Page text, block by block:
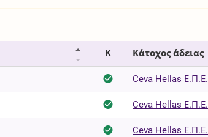
Κ Κάτοχος άδειας
Ceva Hellas Ε.Π.Ε.
Ceva Hellas Ε.Π.Ε.
Ceva Hellas Ε.Π.Ε.